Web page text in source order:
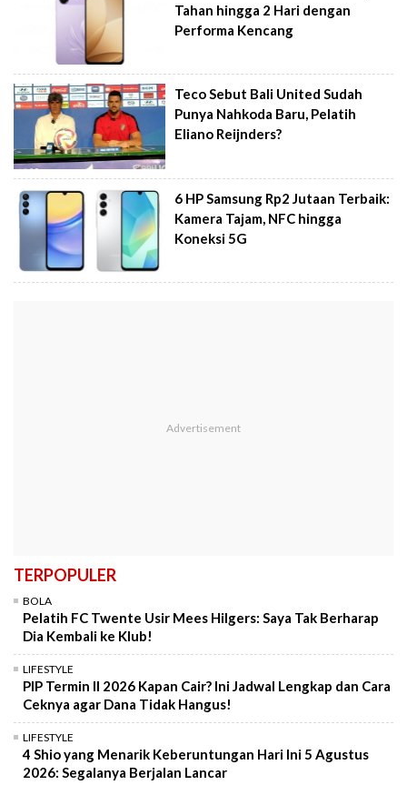
Tahan hingga 2 Hari dengan
Performa Kencang
Teco Sebut Bali United Sudah
Punya Nahkoda Baru, Pelatih
Eliano Reijnders?
6 HP Samsung Rp2 Jutaan Terbaik:
Kamera Tajam, NFC hingga
Koneksi 5G
TERPOPULER
BOLA
Pelatih FC Twente Usir Mees Hilgers: Saya Tak Berharap
Dia Kembali ke Klub!
LIFESTYLE
PIP Termin II 2026 Kapan Cair? Ini Jadwal Lengkap dan Cara
Ceknya agar Dana Tidak Hangus!
LIFESTYLE
4 Shio yang Menarik Keberuntungan Hari Ini 5 Agustus
2026: Segalanya Berjalan Lancar